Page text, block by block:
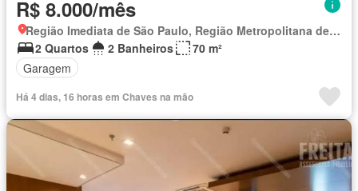
R$ 8.000/mês
Região Imediata de São Paulo, Região Metropolitana de São Paulo
2 Quartos
2 Banheiros
70 m²
Garagem
Há 4 dias, 16 horas em Chaves na mão